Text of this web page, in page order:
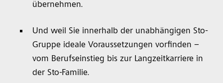
übernehmen.
Und weil Sie innerhalb der unabhängigen Sto-
Gruppe ideale Voraussetzungen vorfinden –
vom Berufseinstieg bis zur Langzeitkarriere in
der Sto-Familie.